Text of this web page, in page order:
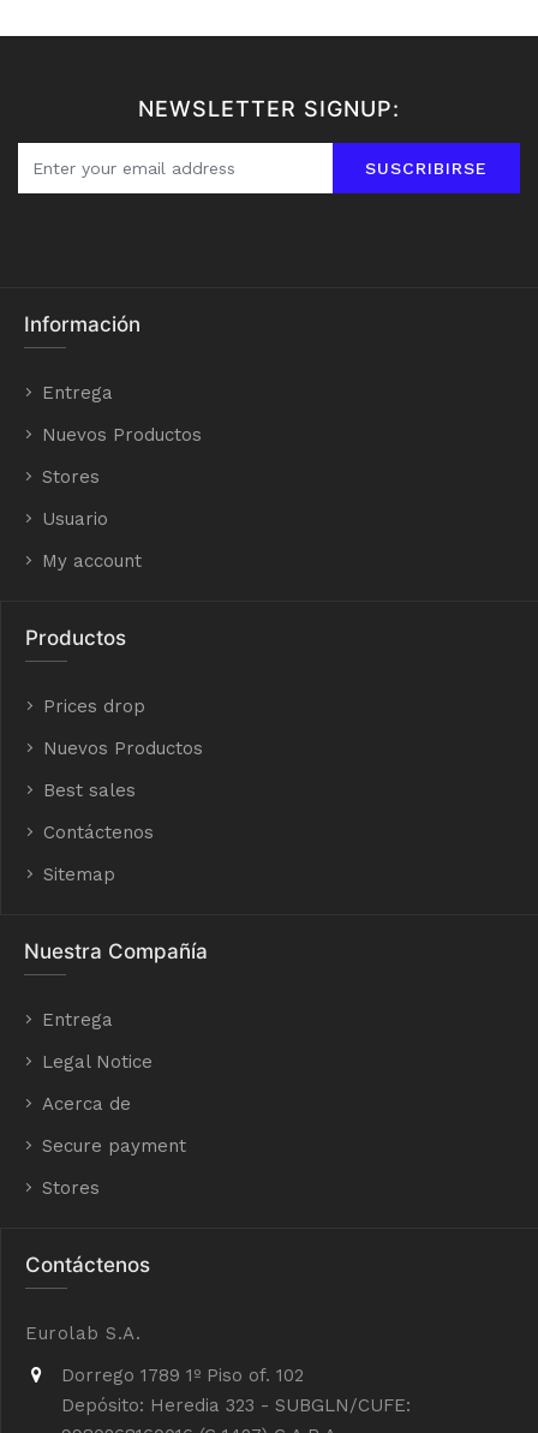
NEWSLETTER SIGNUP:
SUSCRIBIRSE
Información
Entrega
Nuevos Productos
Stores
Usuario
My account
Productos
Prices drop
Nuevos Productos
Best sales
Contáctenos
Sitemap
Nuestra Compañía
Entrega
Legal Notice
Acerca de
Secure payment
Stores
Contáctenos
Eurolab S.A.
Dorrego 1789 1º Piso of. 102
Depósito: Heredia 323 - SUBGLN/CUFE: